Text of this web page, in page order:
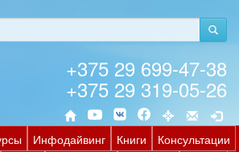
+375 29 699-47-38
+375 29 319-05-26
Инфодайвинг Книги
Консультации